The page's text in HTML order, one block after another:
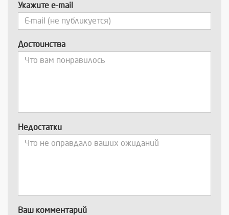
Укажите e-mail
Достоинства
Недостатки
Ваш комментарий